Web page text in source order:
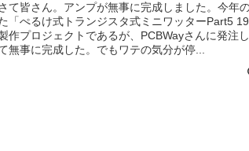
て皆さん。アンプが無事に完成しました。今年
「ぺるけ式トランジスタ式ミニワッターPart5
作プロジェクトであるが、PCBWayさんに発注
無事に完成した。でもワテの気分が停...